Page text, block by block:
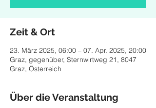
Zeit & Ort
23. März 2025, 06:00 – 07. Apr. 2025, 20:00
Graz, gegenüber, Sternwirtweg 21, 8047
Graz, Österreich
Über die Veranstaltung